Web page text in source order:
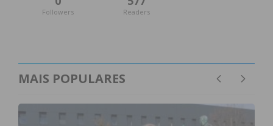
Followers Readers
MAIS POPULARES